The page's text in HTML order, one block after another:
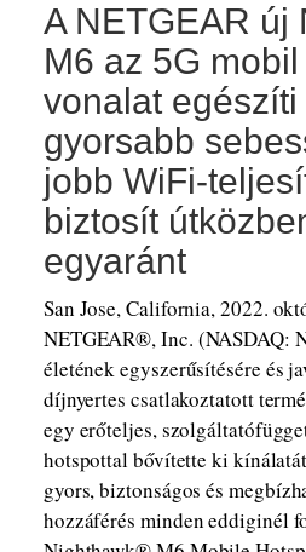
A NETGEAR új
M6 az 5G
vonalat
gyorsabb
jobb WiFi-
biztosít
egyaránt
San Jose, California, 2022.
NETGEAR®, Inc. (NASDAQ:
életének egyszerűsítésére és
díjnyertes csatlakoztatott
egy erőteljes,
hotspottal bővítette ki
gyors, biztonságos és
hozzáférés minden eddiginél